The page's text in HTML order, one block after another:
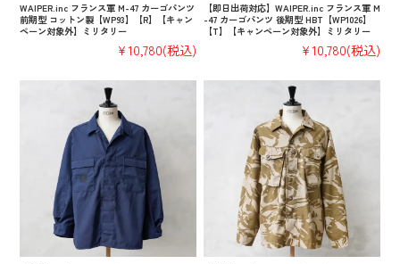
WAIPER.inc フランス軍 M-47 カーゴパンツ
前期型 コットン製【WP93】【R】【キャン
ペーン対象外】ミリタリー
¥10,780(税込)
【即日出荷対応】WAIPER.inc フランス軍 M
-47 カーゴパンツ 後期型 HBT【WP1026】
【T】【キャンペーン対象外】ミリタリー
¥10,780(税込)